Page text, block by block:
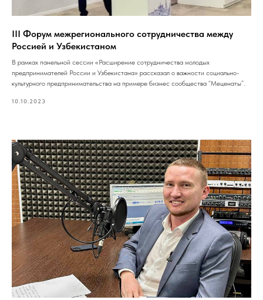
III Форум межрегионального сотрудничества между
Россией и Узбекистаном
В рамках панельной сессии «Расширение сотрудничества молодых
предпринимателей России и Узбекистана» рассказал о важности социально-
культурного предпринимательства на примере бизнес сообщества “Меценаты”.
10.10.2023